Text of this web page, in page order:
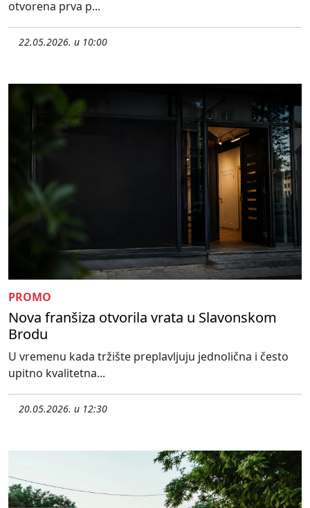
otvorena prva p...
22.05.2026. u 10:00
PROMO
Nova franšiza otvorila vrata u Slavonskom
Brodu
U vremenu kada tržište preplavljuju jednolična i često
upitno kvalitetna...
20.05.2026. u 12:30